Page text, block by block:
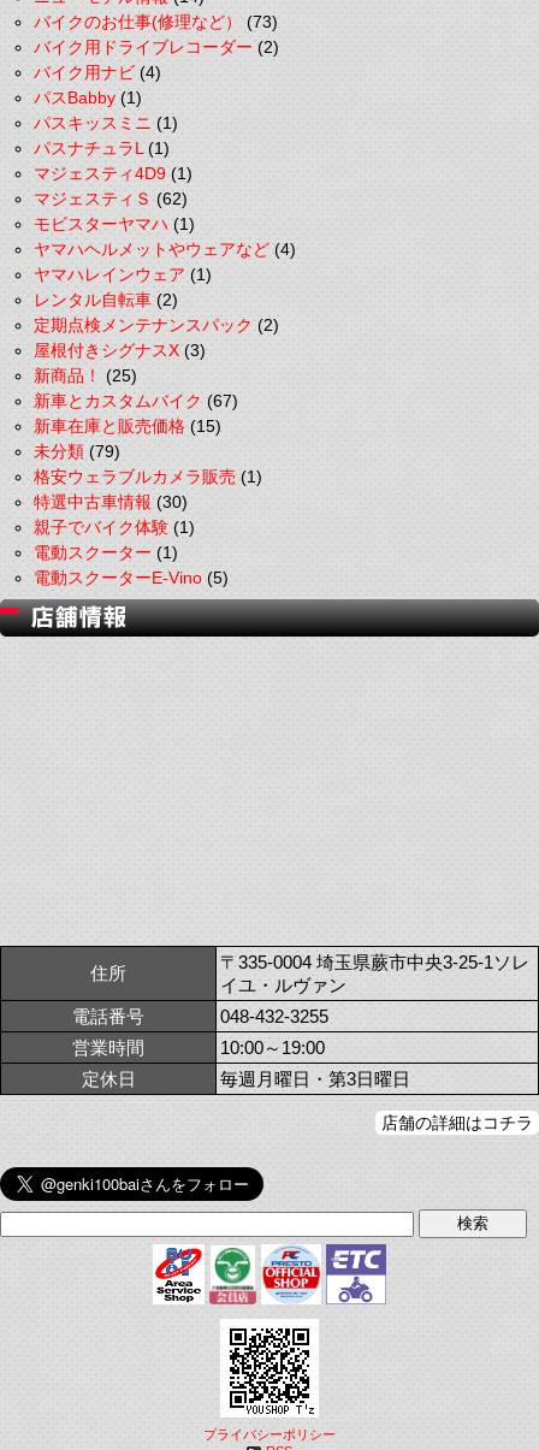
バイクのお仕事(修理など）(73)
バイク用ドライブレコーダー(2)
バイク用ナビ(4)
パスBabby(1)
パスキッスミニ(1)
パスナチュラL(1)
マジェスティ4D9(1)
マジェスティＳ(62)
モビスターヤマハ(1)
ヤマハヘルメットやウェアなど(4)
ヤマハレインウェア(1)
レンタル自転車(2)
定期点検メンテナンスパック(2)
屋根付きシグナスX(3)
新商品！(25)
新車とカスタムバイク(67)
新車在庫と販売価格(15)
未分類(79)
格安ウェラブルカメラ販売(1)
特選中古車情報(30)
親子でバイク体験(1)
電動スクーター(1)
電動スクーターE-Vino(5)
住所
〒335-0004 埼玉県蕨市中央3-25-1ソレ
イユ・ルヴァン
電話番号
048-432-3255
営業時間
10:00～19:00
定休日
毎週月曜日・第3日曜日
店舗の詳細はコチラ
プライバシーポリシー